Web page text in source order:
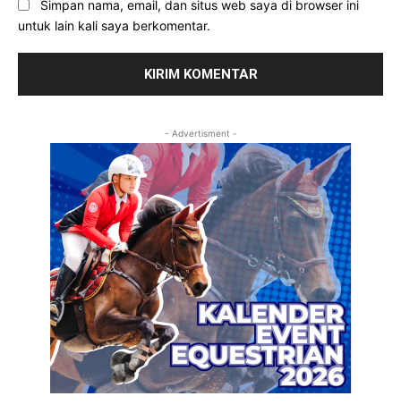
Simpan nama, email, dan situs web saya di browser ini
untuk lain kali saya berkomentar.
- Advertisment -